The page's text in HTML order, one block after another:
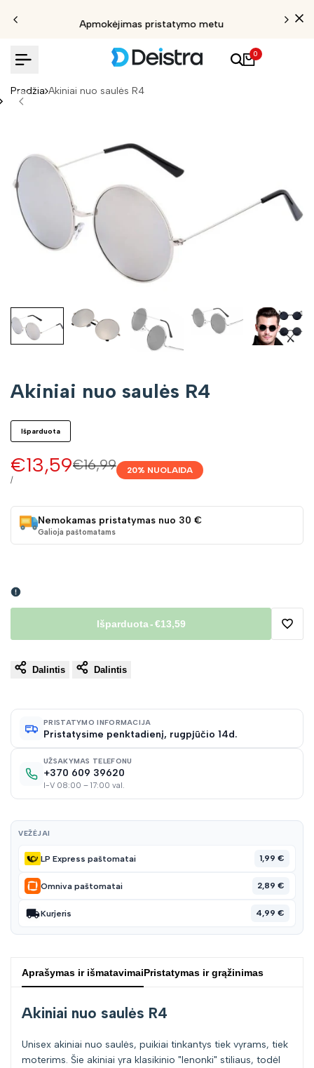
Apmokėjimas pristatymo metu
0
Pradžia Akiniai nuo saulės R4
Akiniai nuo saulės R4
Išparduota
Įprasta
€16,99
Pardavimo
kaina
€13,59
VIENETO
/
20% NUOLAIDA
Nemokamas pristatymas nuo 30 €
Galioja paštomatams
Išparduota-€13,59
Dalintis Dalintis
PRISTATYMO INFORMACIJA
Pristatysime penktadienį, rugpjūčio 14d.
UŽSAKYMAS TELEFONU
+370 609 39620
I-V 08:00 – 17:00 val.
VEŽĖJAI
LP Express paštomatai 1,99 €
Omniva paštomatai 2,89 €
Kurjeris 4,99 €
Aprašymas ir išmatavimaiPristatymas ir grąžinimas
Akiniai nuo saulės R4
Unisex akiniai nuo saulės, puikiai tinkantys tiek vyrams, tiek
moterims. Šie akiniai yra klasikinio "lenonki" stiliaus, todėl